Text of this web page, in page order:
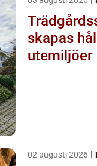
skapas
utemiljöer
02 augusti 2026